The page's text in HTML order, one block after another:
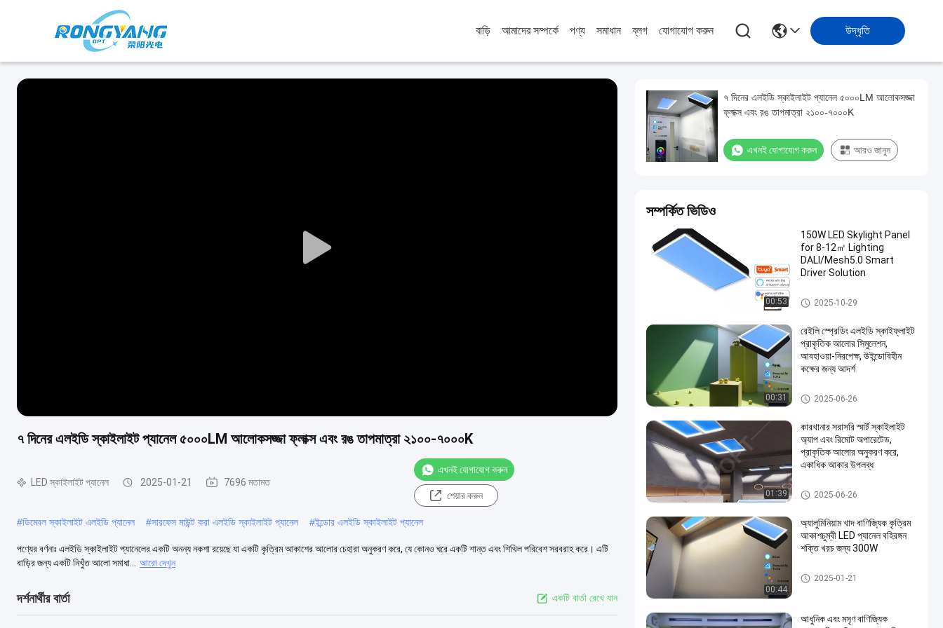
বাড়ি আমাদের সম্পর্কে পণ্য সমাধান ব্লগ যোগাযোগ করুন উদ্ধৃতি
Play
৭ দিনের এলইডি স্কাইলাইট প্যানেল ৫০০০LM আলোকসজ্জা ফ্লাক্স এবং রঙ তাপমাত্রা ২১০০-৭০০০K
LED স্কাইলাইট প্যানেল 2025-01-21 7696 মতামত
এখনই যোগাযোগ করুন
শেয়ার করুন
#ডিমেবল স্কাইলাইট এলইডি প্যানেল #সারফেস মাউন্ট করা এলইডি স্কাইলাইট প্যানেল #ইন্ডোর এলইডি স্কাইলাইট প্যানেল
পণ্যের বর্ণনাঃ এলইডি স্কাইলাইট প্যানেলের একটি অনন্য নকশা রয়েছে যা একটি কৃত্রিম আকাশের আলোর চেহারা অনুকরণ করে, যে কোনও ঘরে একটি শান্ত এবং শিথিল পরিবেশ সরবরাহ করে। এটি
বাড়ির জন্য একটি নিখুঁত আলো সমাধা...
আরো দেখুন
দর্শনার্থীর বার্তা একটি বার্তা রেখে যান
৭ দিনের এলইডি স্কাইলাইট প্যানেল ৫০০০LM আলোকসজ্জা
ফ্লাক্স এবং রঙ তাপমাত্রা ২১০০-৭০০০K
এখনই যোগাযোগ করুন আরও জানুন
সম্পর্কিত ভিডিও
00:53
150W LED Skylight Panel
for 8-12㎡ Lighting
DALI/Mesh5.0 Smart
Driver Solution
LED স্কাইলাইট প্যানেল
2025-10-29
00:31
রেইলি স্প্রেডিং এলইডি স্কাইফ্লাইট
প্রাকৃতিক আলোর সিমুলেশন,
আবহাওয়া-নিরপেক্ষ, উইন্ডোবিহীন
কক্ষের জন্য আদর্শ
ভুল স্কাইলাইট প্যানেল
2025-06-26
01:39
কারখানার সরাসরি স্মার্ট স্কাইলাইট
অ্যাপ এবং রিমোট অপারেটেড,
প্রাকৃতিক আলোর অনুকরণ করে,
একাধিক আকার উপলব্ধ
ভুল স্কাইলাইট প্যানেল
2025-06-26
00:44
অ্যালুমিনিয়াম খাদ বাণিজ্যিক কৃত্রিম
আকাশচুম্বী LED প্যানেল বহিরঙ্গন
শক্তি খরচ জন্য 300W
কৃত্রিম LED স্কাইলাইট
2025-01-21
আধুনিক এবং মসৃণ বাণিজ্যিক